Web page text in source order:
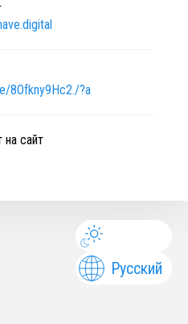
8Ofkny9Hc2./?a
на сайт
Русский